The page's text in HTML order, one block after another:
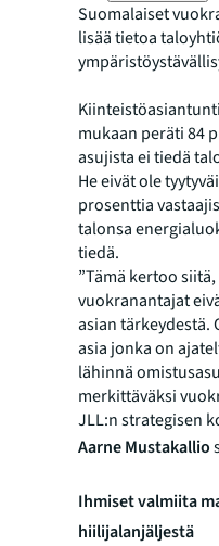
Suomalaiset
lisää tietoa
mukaan peräti 84
asujista ei tiedä
He eivät ole
prosenttia
talonsa
tiedä.
”Tämä kertoo
vuokranantajat
asian tärkeydestä.
asia jonka on
lähinnä
merkittäväksi
JLL:n strategisen
Aarne Mustakallio
Ihmiset valmiita
hiilijalanjäljestä